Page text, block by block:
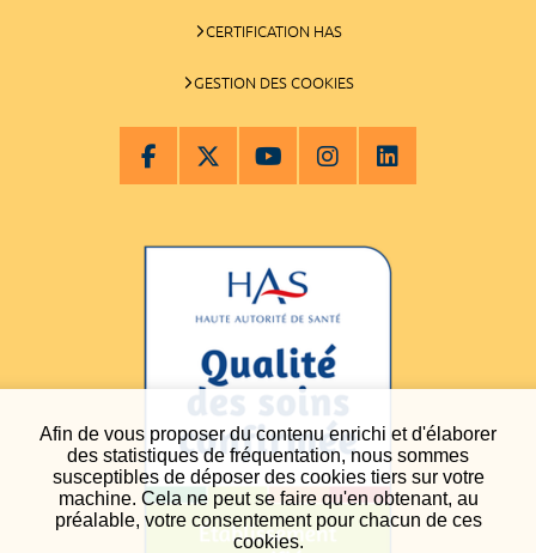
Afin de vous proposer du contenu enrichi et d'élaborer
des statistiques de fréquentation, nous sommes
susceptibles de déposer des cookies tiers sur votre
machine. Cela ne peut se faire qu'en obtenant, au
préalable, votre consentement pour chacun de ces
cookies.
CERTIFICATION HAS
GESTION DES COOKIES